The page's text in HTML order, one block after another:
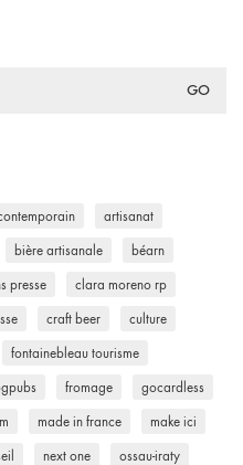
artisanat
bière artisanale béarn
presse clara moreno rp
craft beer culture
fontainebleau tourisme
fromage gocardless
made in france make ici
next one ossau-iraty